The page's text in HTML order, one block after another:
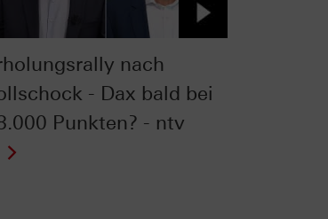
nach
- Dax bald bei
Punkten? - ntv